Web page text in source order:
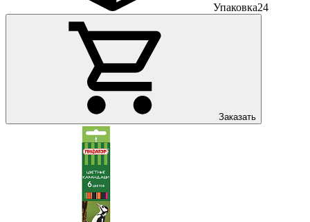
Упаковка24
Заказать